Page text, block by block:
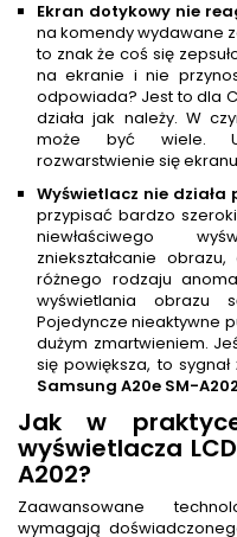
Ekran dotykowy nie
na komendy wydawane
to znak że coś się
na ekranie i nie
odpowiada? Jest to dla
działa jak należy. W
może być wiele.
rozwarstwienie się
Wyświetlacz nie działa
przypisać bardzo
niewłaściwego
zniekształcanie
różnego rodzaju
wyświetlania obrazu
Pojedyncze nieaktywne
dużym zmartwieniem.
się powiększa, to
Samsung A20e SM-A202
Jak w
wyświetlacza
A202?
Zaawansowane
wymagają